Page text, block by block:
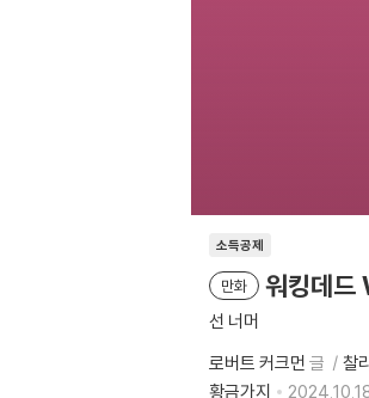
소득공제
만화 워킹데
선 너머
로버트 커크먼 글 찰
황금가지